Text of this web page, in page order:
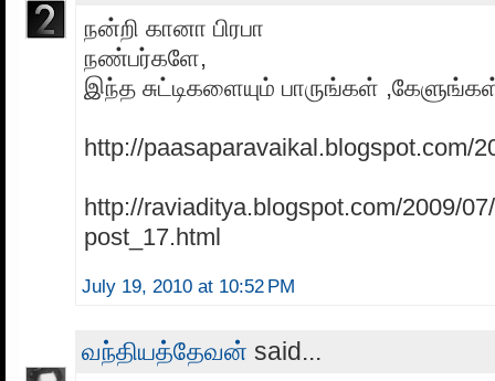
நன்றி கானா பிரபா
நண்பர்களே,
இந்த சுட்டிகளையும் பாருங்கள்
http://paasaparavaikal.blogspot.com/
http://raviaditya.blogspot.com/2009/
post_17.html
July 19, 2010 at 10:52 PM
வந்தியத்தேவன் said...